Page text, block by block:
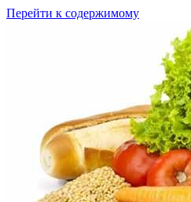
Перейти к содержимому